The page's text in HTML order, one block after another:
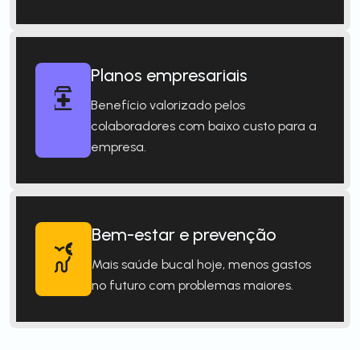
Planos empresariais
Benefício valorizado pelos
colaboradores com baixo custo para a
empresa.
Bem-estar e prevenção
Mais saúde bucal hoje, menos gastos
no futuro com problemas maiores.